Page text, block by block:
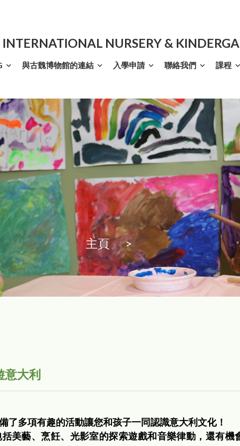
NURSERY &
與古魏博物館的連結 入學申請 聯絡我們 課程
主頁 >
大利
了多項有趣的活動讓您和孩子一同認識意大利文化！
美藝、烹飪、光影室的探索遊戲和音樂律動，還有